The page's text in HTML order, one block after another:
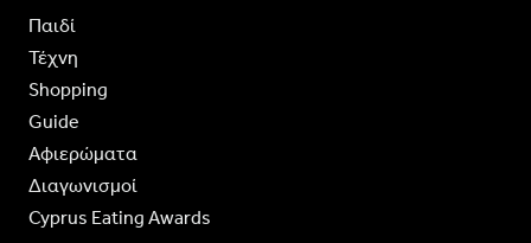
Παιδί
Τέχνη
Shopping
Guide
Aφιερώματα
Διαγωνισμοί
Cyprus Eating Awards